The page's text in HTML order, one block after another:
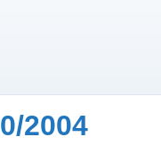
2004